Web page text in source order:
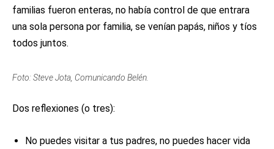
familias fueron enteras, no había control de que entrara
una sola persona por familia, se venían papás, niños y tíos
todos juntos.
Foto: Steve Jota, Comunicando Belén.
Dos reflexiones (o tres):
No puedes visitar a tus padres, no puedes hacer vida